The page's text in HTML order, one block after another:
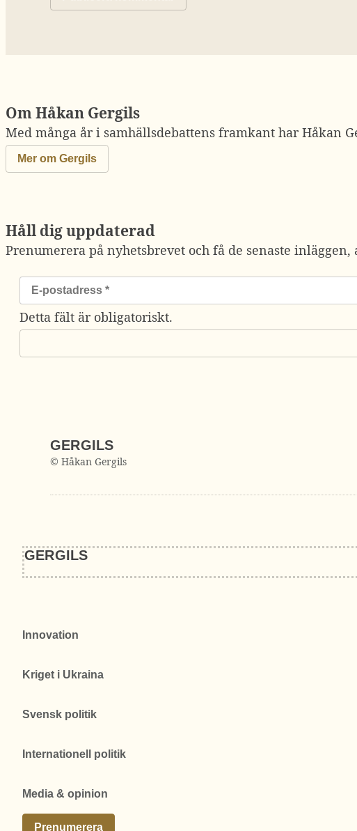
Om Håkan Gergils
Med många år i samhällsdebattens framkant har Håkan
Mer om Gergils
Håll dig uppdaterad
Prenumerera på nyhetsbrevet och få de senaste
Detta fält är obligatoriskt.
GERGILS
© Håkan Gergils
GERGILS
Innovation
Kriget i Ukraina
Svensk politik
Internationell politik
Media & opinion
Prenumerera